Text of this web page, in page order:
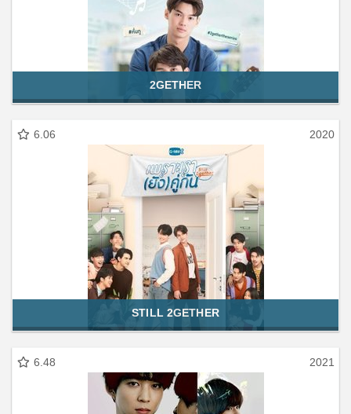
2GETHER
6.06 2020
STILL 2GETHER
6.48 2021